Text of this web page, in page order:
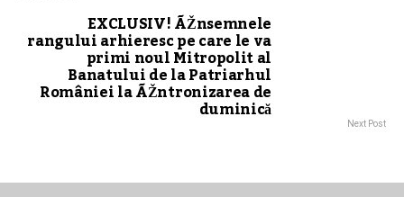
EXCLUSIV! ÃŽnsemnele
rangului arhieresc pe care le va
primi noul Mitropolit al
Banatului de la Patriarhul
României la ÃŽntronizarea de
duminică Next Post